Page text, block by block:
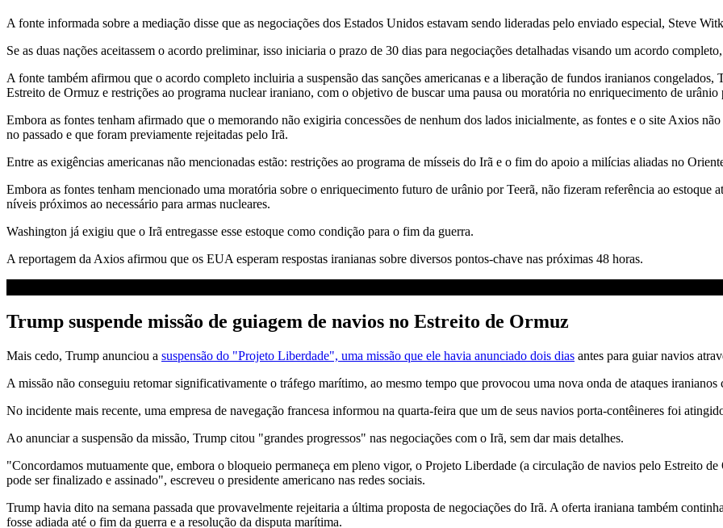
A fonte informada sobre a mediação disse que as negociações dos Estados Unidos estavam sendo lideradas pelo enviado especial, Steve
Se as duas nações aceitassem o acordo preliminar, isso iniciaria o prazo de 30 dias para negociações detalhadas visando um acordo
A fonte também afirmou que o acordo completo incluiria a suspensão das sanções americanas e a liberação de fundos iranianos
Estreito de Ormuz e restrições ao programa nuclear iraniano, com o objetivo de buscar uma pausa ou moratória no enriquecimento de urânio
Embora as fontes tenham afirmado que o memorando não exigiria concessões de nenhum dos lados inicialmente, as fontes e o site Axios
no passado e que foram previamente rejeitadas pelo Irã.
Entre as exigências americanas não mencionadas estão: restrições ao programa de mísseis do Irã e o fim do apoio a milícias aliadas no
Embora as fontes tenham mencionado uma moratória sobre o enriquecimento futuro de urânio por Teerã, não fizeram referência ao estoque
níveis próximos ao necessário para armas nucleares.
Washington já exigiu que o Irã entregasse esse estoque como condição para o fim da guerra.
A reportagem da Axios afirmou que os EUA esperam respostas iranianas sobre diversos pontos-chave nas próximas 48 horas.
Trump suspende missão de guiagem de navios no Estreito de Ormuz
Mais cedo, Trump anunciou a suspensão do "Projeto Liberdade", uma missão que ele havia anunciado dois dias antes para guiar navios
A missão não conseguiu retomar significativamente o tráfego marítimo, ao mesmo tempo que provocou uma nova onda de ataques
No incidente mais recente, uma empresa de navegação francesa informou na quarta-feira que um de seus navios porta-contêineres foi
Ao anunciar a suspensão da missão, Trump citou "grandes progressos" nas negociações com o Irã, sem dar mais detalhes.
"Concordamos mutuamente que, embora o bloqueio permaneça em pleno vigor, o Projeto Liberdade (a circulação de navios pelo Estreito
pode ser finalizado e assinado", escreveu o presidente americano nas redes sociais.
Trump havia dito na semana passada que provavelmente rejeitaria a última proposta de negociações do Irã. A oferta iraniana também
fosse adiada até o fim da guerra e a resolução da disputa marítima.